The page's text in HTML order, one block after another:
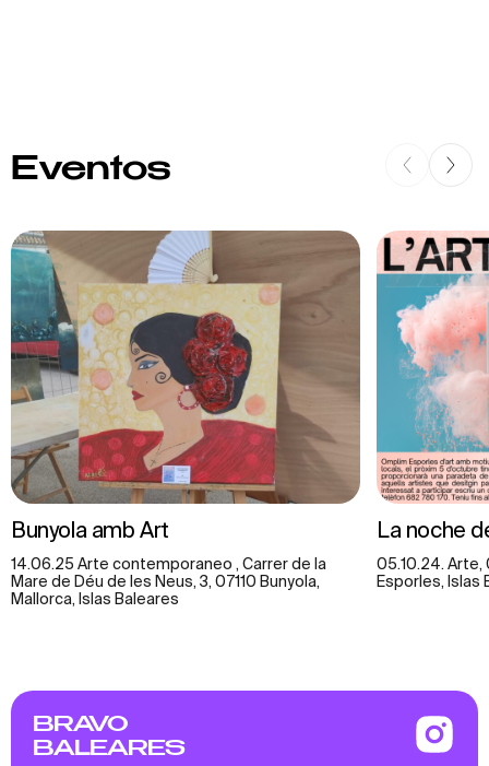
Eventos
Bunyola amb Art
14.06.25 Arte contemporaneo , Carrer de la
Mare de Déu de les Neus, 3, 07110 Bunyola,
Mallorca, Islas Baleares
La noche
05.10.24. Аrte,
Esporles, Islas
BRAVO
BALEARES